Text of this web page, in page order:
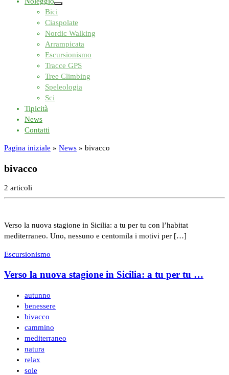
Bici
Ciaspolate
Nordic Walking
Arrampicata
Escursionismo
Tracce GPS
Tree Climbing
Speleologia
Sci
Tipicità
News
Contatti
Pagina iniziale » News » bivacco
bivacco
2 articoli
Verso la nuova stagione in Sicilia: a tu per tu con l’habitat
mediterraneo. Uno, nessuno e centomila i motivi per […]
Escursionismo
Verso la nuova stagione in Sicilia: a tu per tu …
autunno
benessere
bivacco
cammino
mediterraneo
natura
relax
sole